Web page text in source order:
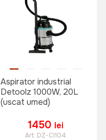
Aspirator industrial
Detoolz 1000W, 20L
(uscat umed)
1450 lei
Art: DZ-CI104